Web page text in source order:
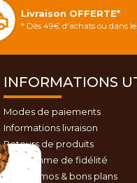
Livraison OFFERTE*
* Dès 49€ d'achats ou dans
INFORMATIONS
Modes de paiements
Informations livraison
Retours de produits
Programme de fidélité
Nos promos & bons plans